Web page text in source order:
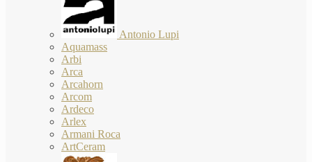
Antonio Lupi
Aquamass
Arbi
Arca
Arcahorn
Arcom
Ardeco
Arlex
Armani Roca
ArtCeram